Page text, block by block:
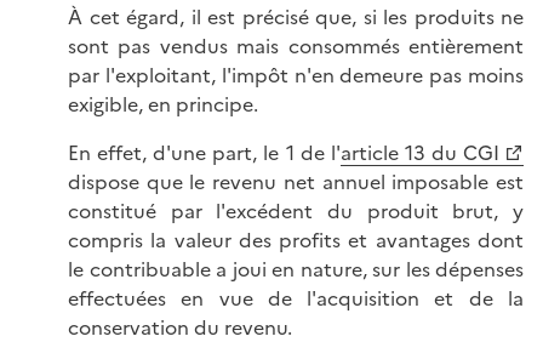
À cet égard, il est précisé que, si les produits ne
sont pas vendus mais consommés entièrement
par l'exploitant, l'impôt n'en demeure pas moins
exigible, en principe.
En effet, d'une part, le 1 de l'article 13 du CGI
dispose que le revenu net annuel imposable est
constitué par l'excédent du produit brut, y
compris la valeur des profits et avantages dont
le contribuable a joui en nature, sur les dépenses
effectuées en vue de l'acquisition et de la
conservation du revenu.